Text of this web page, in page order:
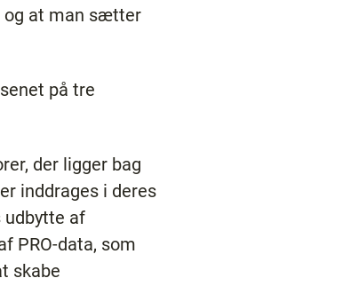
og at man sætter
på tre
der ligger bag
inddrages i deres
udbytte af
PRO-data, som
skabe